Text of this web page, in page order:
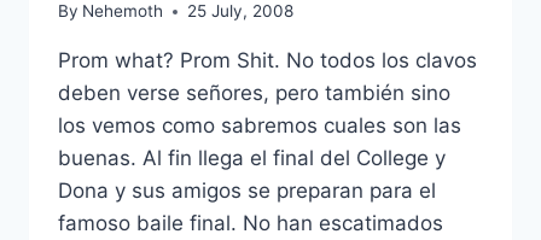
By Nehemoth 25 July, 2008
Prom what? Prom Shit. No todos los clavos
deben verse señores, pero también sino
los vemos como sabremos cuales son las
buenas. Al fin llega el final del College y
Dona y sus amigos se preparan para el
famoso baile final. No han escatimados